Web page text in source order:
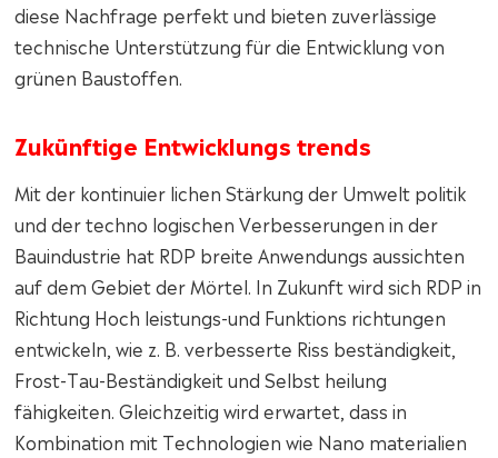
diese Nachfrage perfekt und bieten zuverlässige
technische Unterstützung für die Entwicklung von
grünen Baustoffen.
Zukünftige Entwicklungs trends
Mit der kontinuier lichen Stärkung der Umwelt politik
und der techno logischen Verbesserungen in der
Bauindustrie hat RDP breite Anwendungs aussichten
auf dem Gebiet der Mörtel. In Zukunft wird sich RDP in
Richtung Hoch leistungs-und Funktions richtungen
entwickeln, wie z. B. verbesserte Riss beständigkeit,
Frost-Tau-Beständigkeit und Selbst heilung
fähigkeiten. Gleichzeitig wird erwartet, dass in
Kombination mit Technologien wie Nano materialien